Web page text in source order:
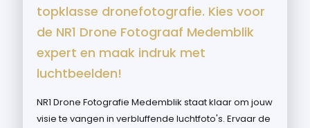
topklasse dronefotografie. Kies voor
de NR1 Drone Fotograaf Medemblik
expert en maak indruk met
luchtbeelden!
NR1 Drone Fotografie Medemblik staat klaar om jouw
visie te vangen in verbluffende luchtfoto's. Ervaar de